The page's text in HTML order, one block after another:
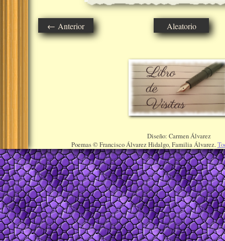
← Anterior Aleatorio
Diseño: Carmen Álvarez
Poemas © Francisco Álvarez Hidalgo, Familia Álvarez.